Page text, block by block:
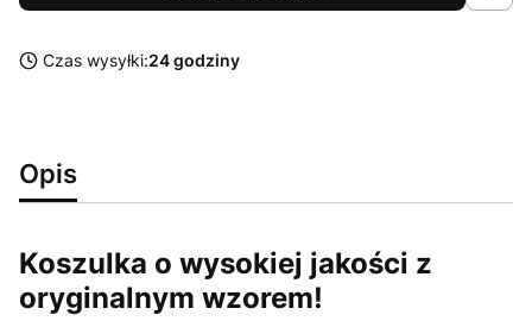
Czas wysyłki:24 godziny
Opis
Koszulka o wysokiej jakości z
oryginalnym wzorem!